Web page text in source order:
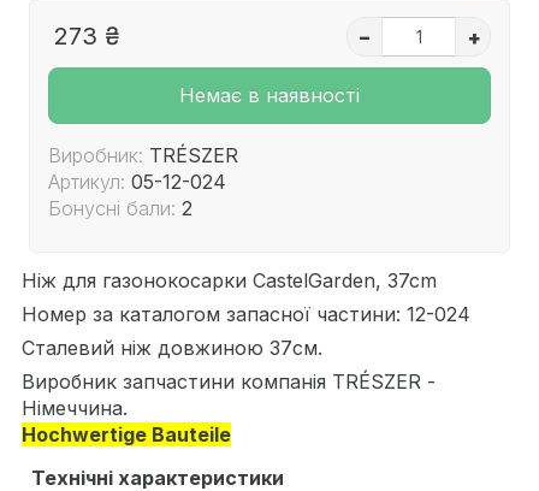
273 ₴ – +
Немає в наявності
Виробник: TRÉSZER
Артикул: 05-12-024
Бонусні бали: 2
Ніж для газонокосарки CastelGarden, 37cm
Номер за каталогом запасної частини: 12-024
Сталевий ніж довжиною 37см.
Виробник запчастини компанія TRÉSZER -
Німеччина.
Hochwertige Bauteile
Технічні характеристики